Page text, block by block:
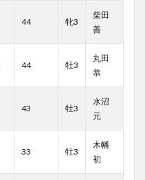
44 牝3
柴田
善
44 牡3
丸田
恭
43 牡3
水沼
元
33 牡3
木幡
初